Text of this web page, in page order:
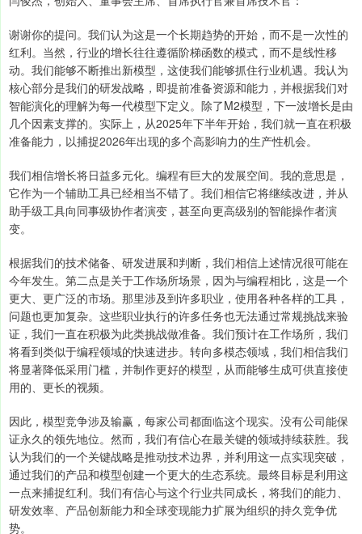
谢谢你的提问。我们认为这是一个长期趋势的开始，而不是一次性的
红利。当然，行业的增长往往遵循阶梯函数的模式，而不是线性移
动。我们能够不断推出新模型，这使我们能够抓住行业机遇。我认为
核心部分是我们的研发战略，即提前准备资源和能力，并根据我们对
智能演化的理解为每一代模型下定义。除了M2模型，下一波增长是由
几个因素支撑的。实际上，从2025年下半年开始，我们就一直在积极
准备能力，以捕捉2026年出现的多个高影响力的生产性机会。
我们相信增长将日益多元化。编程有巨大的发展空间。我的意思是，
它作为一个辅助工具已经相当不错了。我们相信它将继续改进，并从
助手级工具向同事级协作者演变，甚至向更高级别的智能操作者演
变。
根据我们的技术储备、研发进展和判断，我们相信上述情况很可能在
今年发生。第二点是关于工作场所场景，因为与编程相比，这是一个
更大、更广泛的市场。那里涉及到许多职业，使用各种各样的工具，
问题也更加复杂。这些职业执行的许多任务也无法通过常规挑战来验
证，我们一直在积极为此类挑战做准备。我们预计在工作场所，我们
将看到类似于编程领域的快速进步。转向多模态领域，我们相信我们
将显著降低采用门槛，并制作更好的模型，从而能够生成可供直接使
用的、更长的视频。
因此，模型竞争涉及输赢，每家公司都面临这个现实。没有公司能保
证永久的领先地位。然而，我们有信心在最关键的领域持续获胜。我
认为我们的一个关键战略是推动技术边界，并利用这一点实现突破，
通过我们的产品和模型创建一个更大的生态系统。最终目标是利用这
一点来捕捉红利。我们有信心与这个行业共同成长，将我们的能力、
研发效率、产品创新能力和全球变现能力扩展为组织的持久竞争优
势。